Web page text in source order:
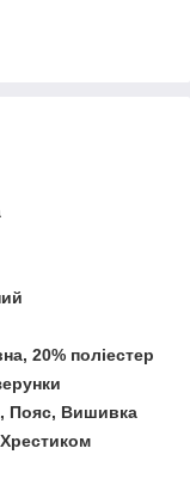
20% поліестер
Пояс, Вишивка